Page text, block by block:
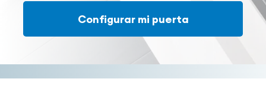
Configurar mi puerta